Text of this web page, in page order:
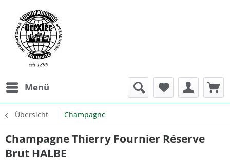
Menü
Übersicht Champagne
Champagne Thierry Fournier Réserve
Brut HALBE